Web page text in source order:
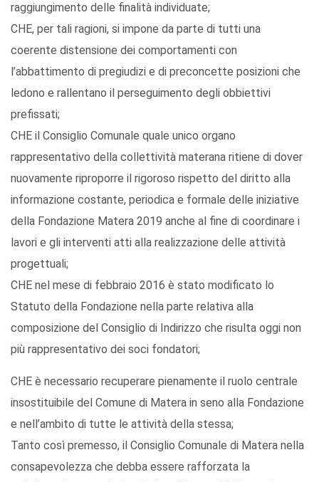
raggiungimento delle finalità individuate;
CHE, per tali ragioni, si impone da parte di tutti una
coerente distensione dei comportamenti con
l’abbattimento di pregiudizi e di preconcette posizioni che
ledono e rallentano il perseguimento degli obbiettivi
prefissati;
CHE il Consiglio Comunale quale unico organo
rappresentativo della collettività materana ritiene di dover
nuovamente riproporre il rigoroso rispetto del diritto alla
informazione costante, periodica e formale delle iniziative
della Fondazione Matera 2019 anche al fine di coordinare i
lavori e gli interventi atti alla realizzazione delle attività
progettuali;
CHE nel mese di febbraio 2016 è stato modificato lo
Statuto della Fondazione nella parte relativa alla
composizione del Consiglio di Indirizzo che risulta oggi non
più rappresentativo dei soci fondatori;
CHE è necessario recuperare pienamente il ruolo centrale
insostituibile del Comune di Matera in seno alla Fondazione
e nell’ambito di tutte le attività della stessa;
Tanto così premesso, il Consiglio Comunale di Matera nella
consapevolezza che debba essere rafforzata la